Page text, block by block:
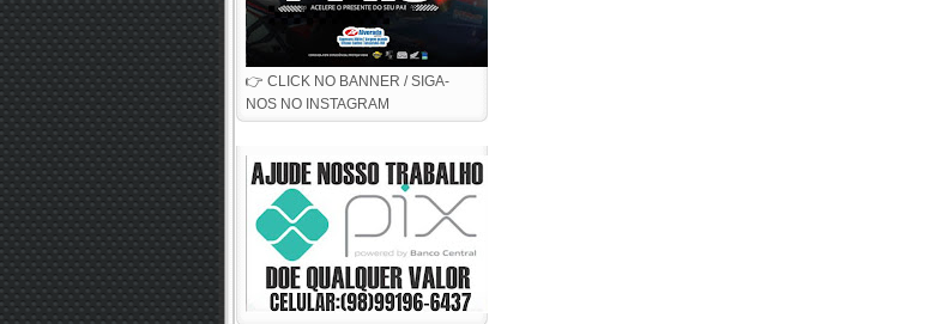
👉 CLICK NO BANNER / SIGA-
NOS NO INSTAGRAM